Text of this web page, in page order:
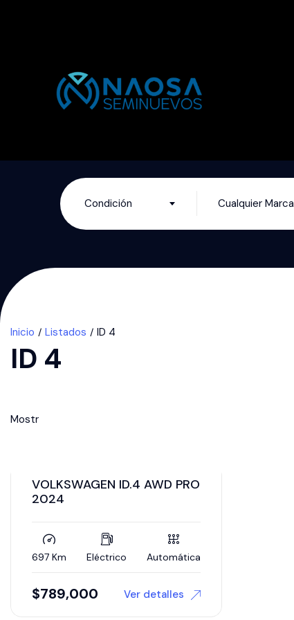
Condición Cualquier Marca
Inicio Listados ID 4
ID 4
Mostr
VOLKSWAGEN ID.4 AWD PRO
2024
697 Km Eléctrico Automática
$789,000 Ver detalles